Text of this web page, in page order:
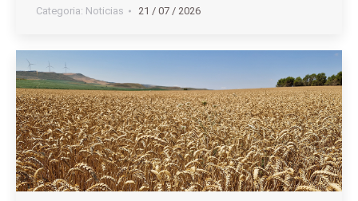
Categoria: Noticias 21 / 07 / 2026